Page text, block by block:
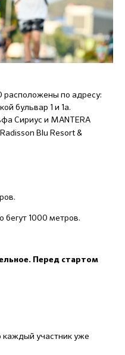
расположены по адресу:
бульвар 1 и 1а.
Сириус и MANTERA
Blu Resort &
бегут 1000 метров.
Перед стартом
каждый участник уже